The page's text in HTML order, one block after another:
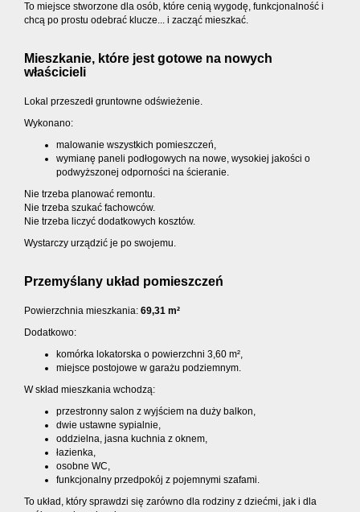
To miejsce stworzone dla osób, które cenią wygodę, funkcjonalność i
chcą po prostu odebrać klucze... i zacząć mieszkać.
Mieszkanie, które jest gotowe na nowych
właścicieli
Lokal przeszedł gruntowne odświeżenie.
Wykonano:
malowanie wszystkich pomieszczeń,
wymianę paneli podłogowych na nowe, wysokiej jakości o
podwyższonej odporności na ścieranie.
Nie trzeba planować remontu.
Nie trzeba szukać fachowców.
Nie trzeba liczyć dodatkowych kosztów.
Wystarczy urządzić je po swojemu.
Przemyślany układ pomieszczeń
Powierzchnia mieszkania: 69,31 m²
Dodatkowo:
komórka lokatorska o powierzchni 3,60 m²,
miejsce postojowe w garażu podziemnym.
W skład mieszkania wchodzą:
przestronny salon z wyjściem na duży balkon,
dwie ustawne sypialnie,
oddzielna, jasna kuchnia z oknem,
łazienka,
osobne WC,
funkcjonalny przedpokój z pojemnymi szafami.
To układ, który sprawdzi się zarówno dla rodziny z dziećmi, jak i dla